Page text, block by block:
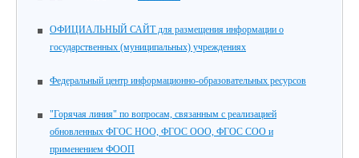
ОФИЦИАЛЬНЫЙ САЙТ для размещения информации о
государственных (муниципальных) учреждениях
Федеральный центр информационно-образовательных ресурсов
"Горячая линия" по вопросам, связанным с реализацией
обновленных ФГОС НОО, ФГОС ООО, ФГОС СОО и
применением ФООП